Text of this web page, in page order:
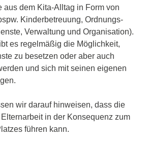
aus dem Kita-Alltag in Form von
Kinderbetreuung, Ordnungs-
Verwaltung und Organisation).
es regelmäßig die Möglichkeit,
zu besetzen oder aber auch
und sich mit seinen eigenen
wir darauf hinweisen, dass die
in der Konsequenz zum
führen kann.